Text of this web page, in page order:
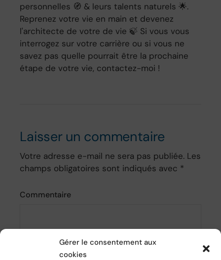
Gérer le consentement aux
cookies
personnelles 🧭 & leurs talents naturels 🌟.
Reprenez votre vie en main et devenez
l'architecte de votre de vie 🍃 Si vous vous
interrogez sur votre carrière ou si vous ne
savez pas quelle pourrait être la prochaine
étape de votre vie, contactez-moi !
Laisser un commentaire
Votre adresse e-mail ne sera pas publiée. Les
champs obligatoires sont indiqués avec *
Commentaire